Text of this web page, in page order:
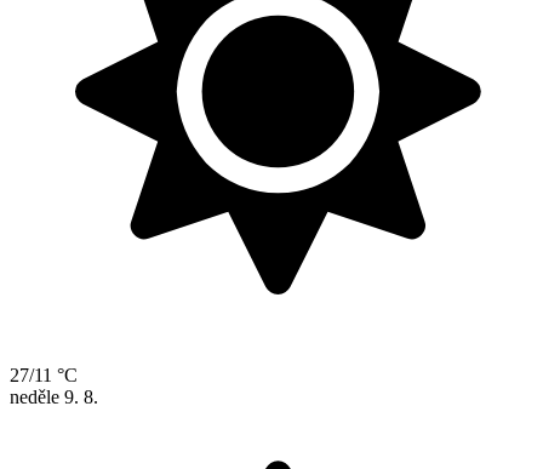
27/11 °C
neděle 9. 8.